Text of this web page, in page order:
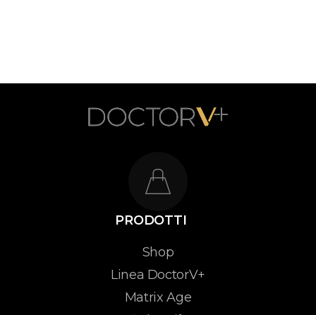
PRODOTTI
Shop
Linea DoctorV+
Matrix Age